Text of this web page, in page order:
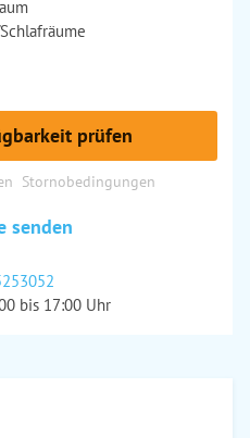
prüfen
Stornobedingungen
senden
bis 17:00 Uhr